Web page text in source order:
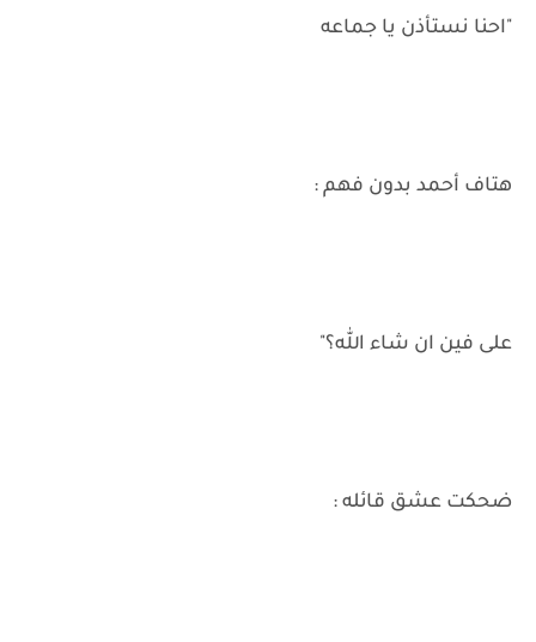
"احنا نستأذن يا جماعه
هتاف أحمد بدون فهم :
على فين ان شاء الله؟"
ضحكت عشق قائله :